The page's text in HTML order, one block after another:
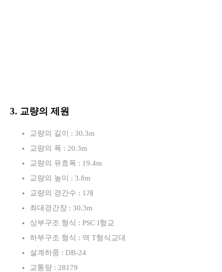
3. 교량의 제원
교량의 길이 : 30.3m
교량의 폭 : 20.3m
교량의 유효폭 : 19.4m
교량의 높이 : 3.8m
교량의 경간수 : 1개
최대경간장 : 30.3m
상부구조 형식 : PSC I형교
하부구조 형식 : 역 T형식교대
설계하중 : DB-24
교통량 : 28179